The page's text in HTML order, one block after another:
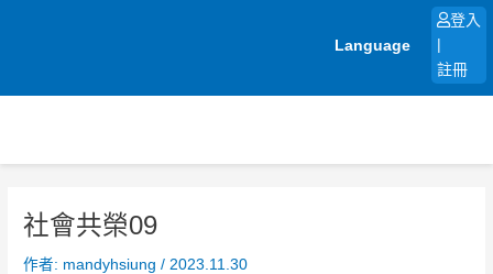
Language
登入
註冊
社會共榮09
作者: mandyhsiung/ 2023.11.30